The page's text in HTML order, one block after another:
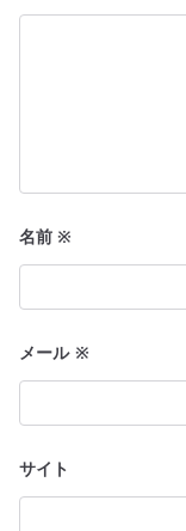
名前※
メール ※
サイト